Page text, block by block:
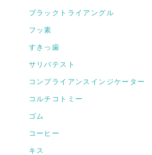
ブラックトライアングル
フッ素
すきっ歯
サリバテスト
コンプライアンスインジケーター
コルチコトミー
ゴム
コーヒー
キス